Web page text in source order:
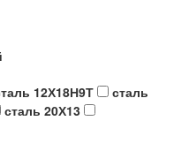
12Х18Н9Т
сталь
сталь 20Х13